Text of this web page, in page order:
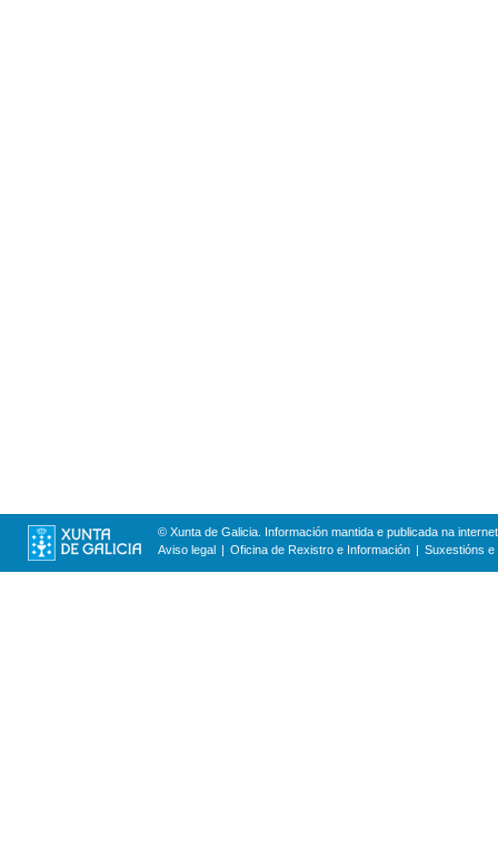
© Xunta de Galicia. Información mantida e publicada na
Aviso legal
Oficina de Rexistro e Información Suxestións e